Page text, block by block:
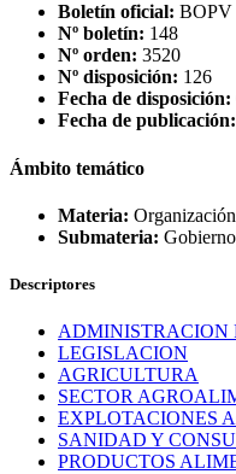
Boletín oficial: BOPV
Nº boletín: 148
Nº orden: 3520
Nº disposición: 126
Fecha de disposición:
Fecha de publicación:
Ámbito temático
Materia:
Submateria:
Descriptores
ADMINISTRACION
LEGISLACION
AGRICULTURA
SECTOR
EXPLOTACIONES
SANIDAD Y
PRODUCTOS